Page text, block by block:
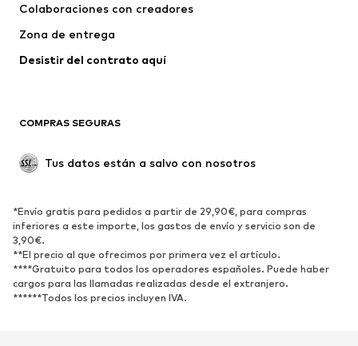
Chaquetas
Jerséis y punto
Ropa interior
Abrigos
Tallas grandes
Reciclado
ZAPATOS
Nuevo
Zapatillas de deporte
Botines
Zapatos de tacón y plataforma Botas
Colaboraciones con creadores
Zona de entrega
Desistir del contrato aquí
COMPRAS SEGURAS
Tus datos están a salvo con nosotros
*Envío gratis para pedidos a partir de 29,90€, para compras
inferiores a este importe, los gastos de envío y servicio son de
3,90€.
**El precio al que ofrecimos por primera vez el artículo.
****Gratuito para todos los operadores españoles. Puede haber
cargos para las llamadas realizadas desde el extranjero.
******Todos los precios incluyen IVA.